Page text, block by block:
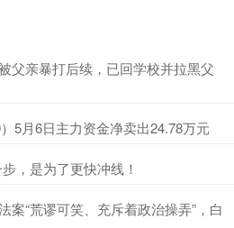
父亲暴打后续，已回学校并拉黑父
5月6日主力资金净卖出24.78万元
，是为了更快冲线！
案“荒谬可笑、充斥着政治操弄”，白